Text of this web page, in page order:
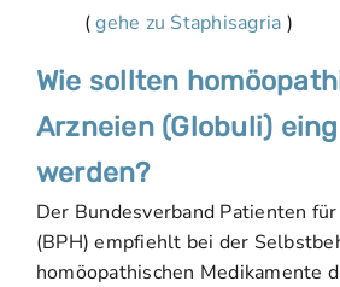
(gehe zu Staphisagria )
Wie sollten
Arzneien (Globuli)
werden?
Der Bundesverband Patienten
(BPH) empfiehlt bei der
homöopathischen Medikamente